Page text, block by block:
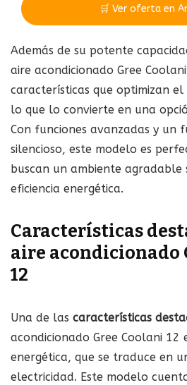
🛒 Ver oferta en
Además de su potente
aire acondicionado Gree
características que optimizan el
lo que lo convierte en una
Con funciones avanzadas y un
silencioso, este modelo es
buscan un ambiente agradable
eficiencia energética.
Características
aire acondicionado
12
Una de las características
acondicionado Gree Coolani 12
energética, que se traduce en
electricidad. Este modelo